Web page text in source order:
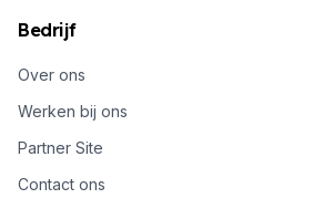
Bedrijf
Over ons
Werken bij ons
Partner Site
Contact ons